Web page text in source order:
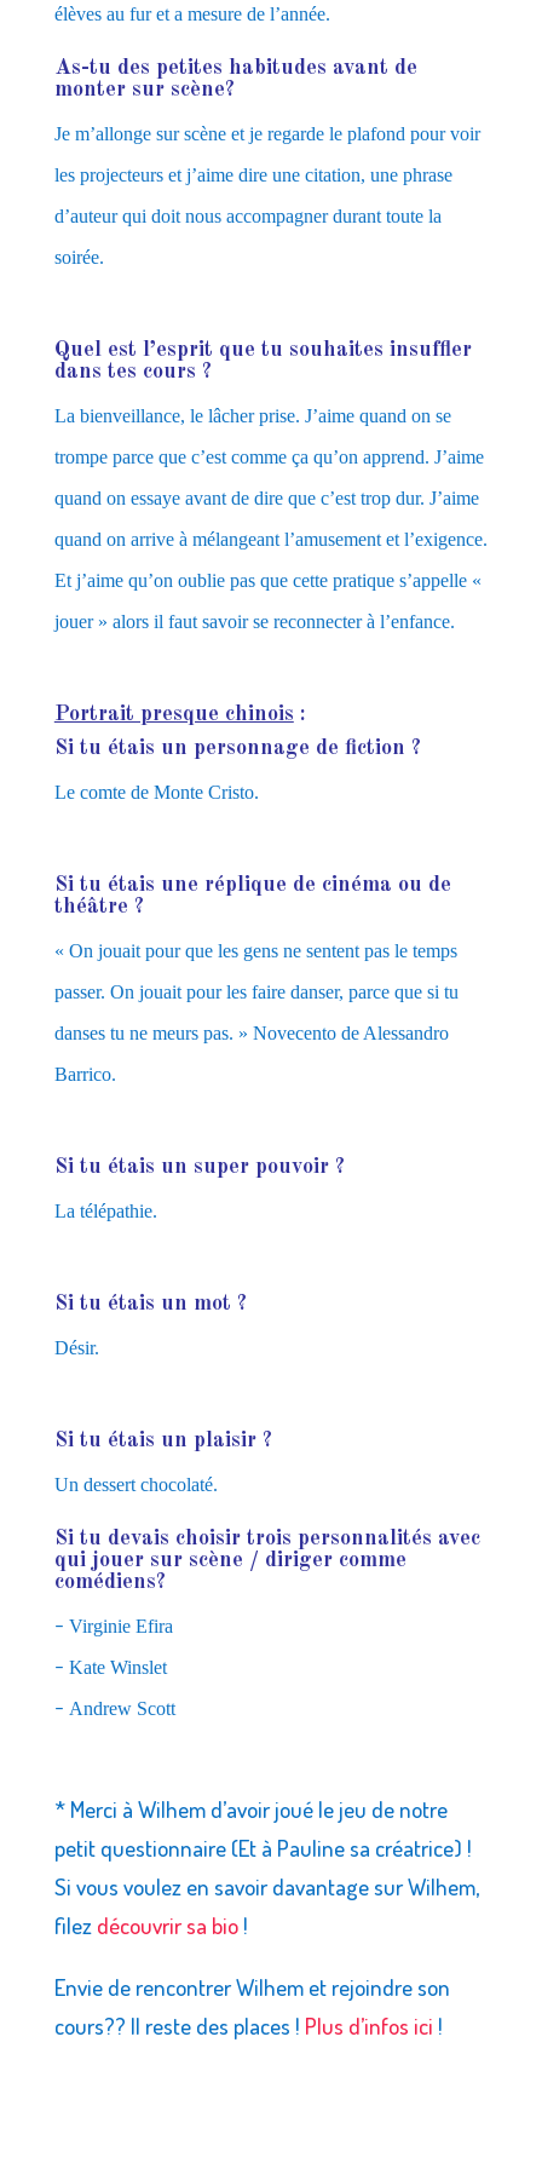
élèves au fur et a mesure de l’année.
As-tu des petites habitudes avant de
monter sur scène?
Je m’allonge sur scène et je regarde le plafond pour voir
les projecteurs et j’aime dire une citation, une phrase
d’auteur qui doit nous accompagner durant toute la
soirée.
Quel est l’esprit que tu souhaites insuffler
dans tes cours ?
La bienveillance, le lâcher prise. J’aime quand on se
trompe parce que c’est comme ça qu’on apprend. J’aime
quand on essaye avant de dire que c’est trop dur. J’aime
quand on arrive à mélangeant l’amusement et l’exigence.
Et j’aime qu’on oublie pas que cette pratique s’appelle «
jouer » alors il faut savoir se reconnecter à l’enfance.
Portrait presque chinois :
Si tu étais un personnage de fiction ?
Le comte de Monte Cristo.
Si tu étais une réplique de cinéma ou de
théâtre ?
« On jouait pour que les gens ne sentent pas le temps
passer. On jouait pour les faire danser, parce que si tu
danses tu ne meurs pas. » Novecento de Alessandro
Barrico.
Si tu étais un super pouvoir ?
La télépathie.
Si tu étais un mot ?
Désir.
Si tu étais un plaisir ?
Un dessert chocolaté.
Si tu devais choisir trois personnalités avec
qui jouer sur scène / diriger comme
comédiens?
– Virginie Efira
– Kate Winslet
– Andrew Scott
* Merci à Wilhem d’avoir joué le jeu de notre
petit questionnaire (Et à Pauline sa créatrice) !
Si vous voulez en savoir davantage sur Wilhem,
filez découvrir sa bio!
Envie de rencontrer Wilhem et rejoindre son
cours?? Il reste des places ! Plus d’infos ici !